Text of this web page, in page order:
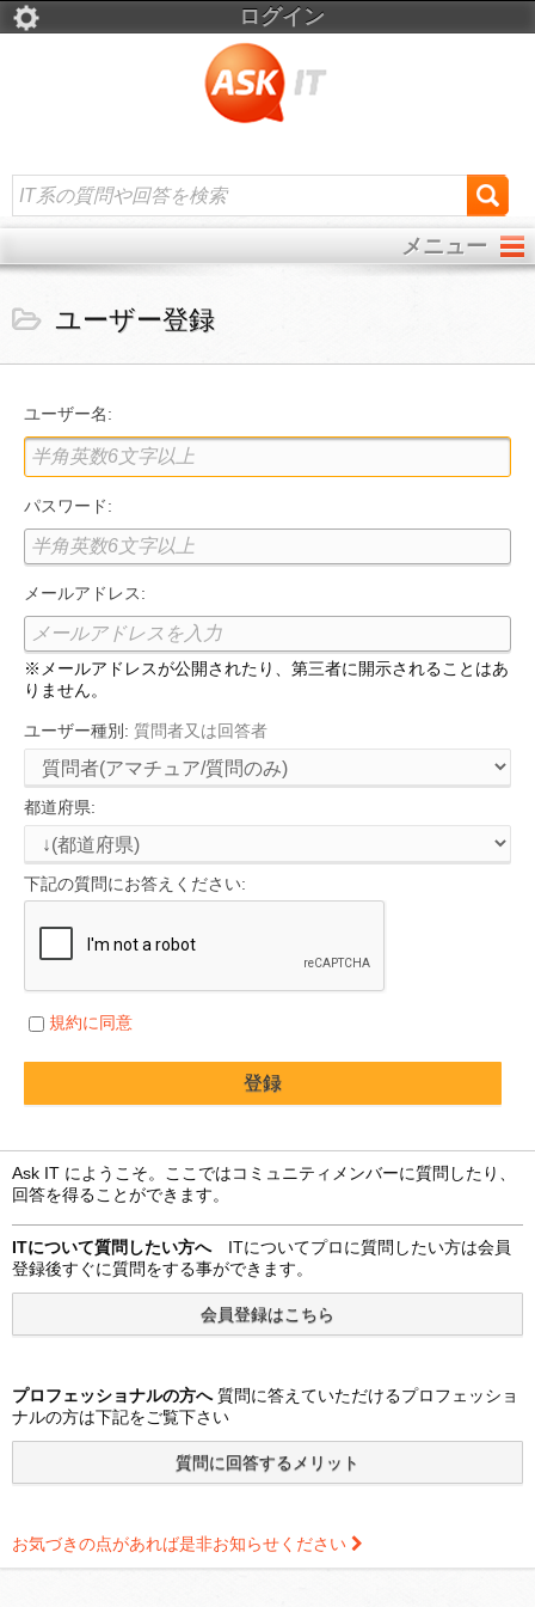
ログイン
メニュー
ユーザー登録
ユーザー名:
パスワード:
メールアドレス:
※メールアドレスが公開されたり、第三者に開示されることはあ
りません。
ユーザー種別: 質問者又は回答者
都道府県:
下記の質問にお答えください:
規約に同意
Ask IT にようこそ。ここではコミュニティメンバーに質問したり、
回答を得ることができます。
ITについて質問したい方へITについてプロに質問したい方は会員
登録後すぐに質問をする事ができます。
プロフェッショナルの方へ質問に答えていただけるプロフェッショ
ナルの方は下記をご覧下さい
お気づきの点があれば是非お知らせください